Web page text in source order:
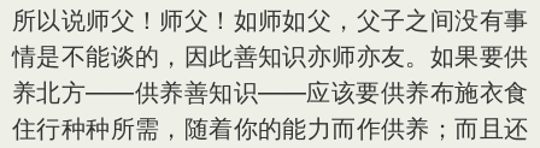
所以说师父！师父！如师如父，父子之间没有事
情是不能谈的，因此善知识亦师亦友。如果要供
养北方——供养善知识——应该要供养布施衣食
住行种种所需，随着你的能力而作供养；而且还